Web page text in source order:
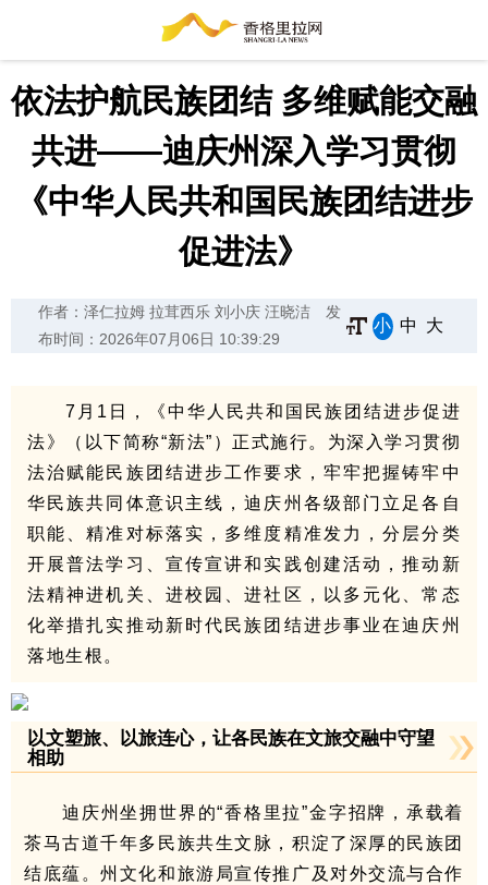
依法护航民族团结 多维赋能交融
共进——迪庆州深入学习贯彻
《中华人民共和国民族团结进步
促进法》
作者：泽仁拉姆 拉茸西乐 刘小庆 汪晓洁
发
布时间：2026年07月06日 10:39:29
小 中 大
7月1日，《中华人民共和国民族团结进步促进
法》（以下简称“新法”）正式施行。为深入学习贯彻
法治赋能民族团结进步工作要求，牢牢把握铸牢中
华民族共同体意识主线，迪庆州各级部门立足各自
职能、精准对标落实，多维度精准发力，分层分类
开展普法学习、宣传宣讲和实践创建活动，推动新
法精神进机关、进校园、进社区，以多元化、常态
化举措扎实推动新时代民族团结进步事业在迪庆州
落地生根。
以文塑旅、以旅连心，让各民族在文旅交融中守望
相助
迪庆州坐拥世界的“香格里拉”金字招牌，承载着
茶马古道千年多民族共生文脉，积淀了深厚的民族团
结底蕴。州文化和旅游局宣传推广及对外交流与合作